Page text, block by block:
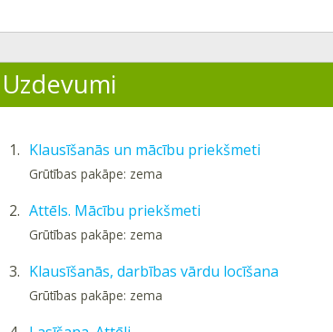
Uzdevumi
1. Klausīšanās un mācību priekšmeti
Grūtības pakāpe: zema
2. Attēls. Mācību priekšmeti
Grūtības pakāpe: zema
3. Klausīšanās, darbības vārdu locīšana
Grūtības pakāpe: zema